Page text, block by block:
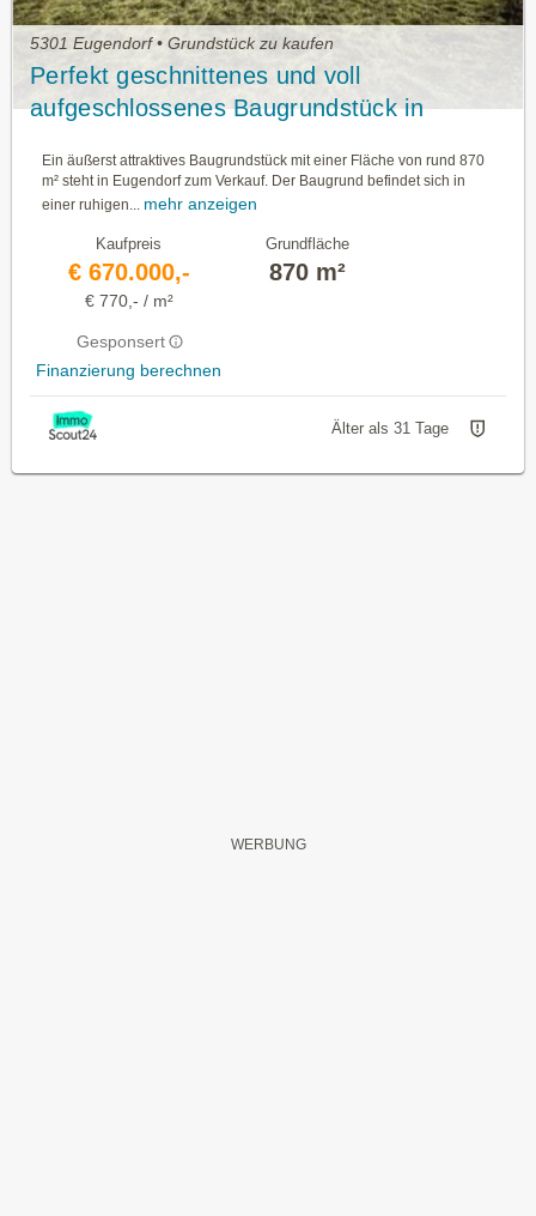
5301 Eugendorf • Grundstück zu kaufen
Perfekt geschnittenes und voll
aufgeschlossenes Baugrundstück in
Ein äußerst attraktives Baugrundstück mit einer Fläche von rund 870
m² steht in Eugendorf zum Verkauf. Der Baugrund befindet sich in
einer ruhigen... mehr anzeigen
Kaufpreis
€ 670.000,-
€ 770,- / m²
Gesponsert
Finanzierung berechnen
Grundfläche
870 m²
Älter als 31 Tage